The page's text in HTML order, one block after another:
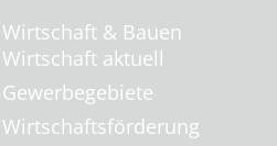
Wirtschaft & Bauen
Wirtschaft aktuell
Gewerbegebiete
Wirtschaftsförderung